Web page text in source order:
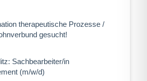
therapeutische Prozesse /
gesucht!
Sachbearbeiter/in
(m/w/d)